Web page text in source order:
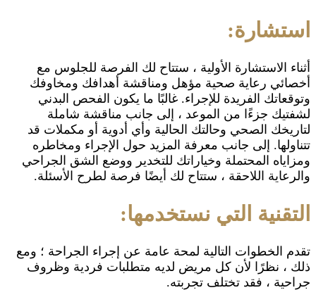
استشارة:
أثناء الاستشارة الأولية ، ستتاح لك الفرصة للجلوس مع
أخصائي رعاية صحية مؤهل ومناقشة أهدافك ومخاوفك
وتوقعاتك الفريدة للإجراء. غالبًا ما يكون الفحص البدني
لشفتيك جزءًا من الموعد ، إلى جانب مناقشة شاملة
لتاريخك الصحي وحالتك الحالية وأي أدوية أو مكملات قد
تتناولها. إلى جانب معرفة المزيد حول الإجراء ومخاطره
ومزاياه المحتملة وخياراتك للتخدير ووضع الشق الجراحي
والرعاية اللاحقة ، ستتاح لك أيضًا فرصة لطرح الأسئلة.
التقنية التي نستخدمها:
تقدم الخطوات التالية لمحة عامة عن إجراء الجراحة ؛ ومع
ذلك ، نظرًا لأن كل مريض لديه متطلبات فردية وظروف
جراحية ، فقد تختلف تجربته.